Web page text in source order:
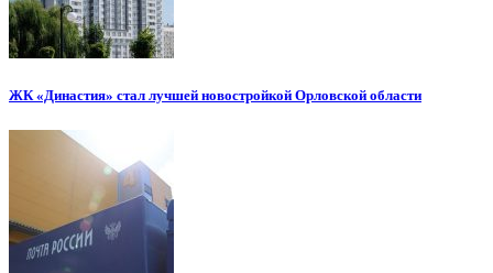
ЖК «Династия» стал лучшей новостройкой Орловской области